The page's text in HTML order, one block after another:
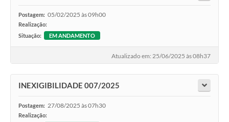
Postagem: 05/02/2025 às 09h00
Realização:
Situação:
EM ANDAMENTO
Atualizado em: 25/06/2025 às 08h37
INEXIGIBILIDADE 007/2025
Postagem: 27/08/2025 às 07h30
Realização: